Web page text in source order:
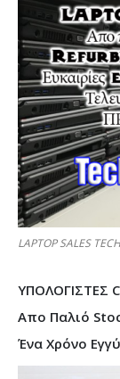
LAPTOP SALES
ΥΠΟΛΟΓΙΣΤΕΣ
Απο Παλιό
Ένα Χρόνο